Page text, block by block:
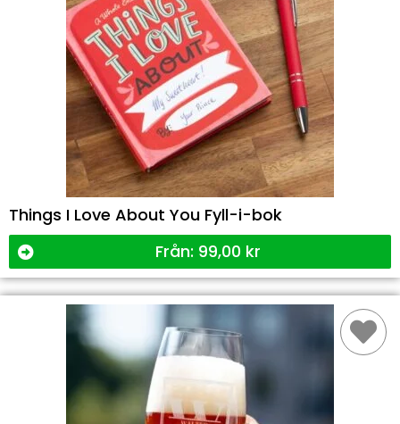
Things I Love About You Fyll-i-bok
Från: 99,00 kr